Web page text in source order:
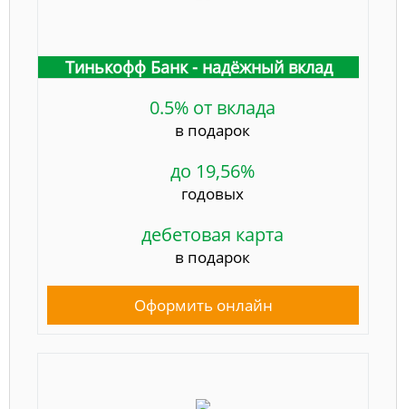
Тинькофф Банк - надёжный вклад
0.5% от вклада
в подарок
до 19,56%
годовых
дебетовая карта
в подарок
Оформить онлайн